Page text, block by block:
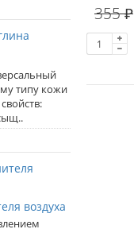
типу кожи
воздуха
355 ₽